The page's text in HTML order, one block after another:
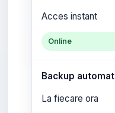
Acces instant
Online
Backup automat
La fiecare ora